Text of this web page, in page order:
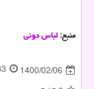
منبع:لباس دونی
1400/02/06